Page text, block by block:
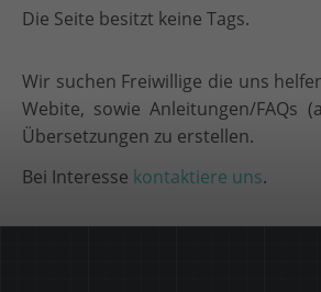
Die Seite besitzt keine Tags.
Wir suchen Freiwillige die uns
Webite, sowie Anleitungen/FAQs
Übersetzungen zu erstellen.
Bei Interesse kontaktiere uns.